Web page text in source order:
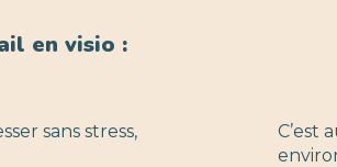
en visio :
sans stress,
C’est